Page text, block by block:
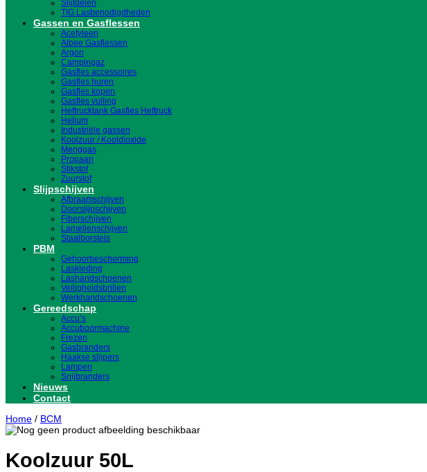
Slijtdelen
TIG Lasbenodigdheden
Gassen en Gasflessen
Acetyleen
Albee Gasflessen
Argon
Campingaz
Gasfles accessoires
Gasfles huren
Gasfles kopen
Gasfles vulling
Heftrucktank Gasfles Heftruck
Helium
Industriële gassen
Koolzuur / Kooldioxide
Menggas
Propaan
Stikstof
Zuurstof
Slijpschijven
Afbraamschijven
Doorslijpschijven
Fiberschijven
Lamellenschijven
Staalborstels
PBM
Gehoorbescherming
Laskleding
Lashandschoenen
Veiligheidsbrillen
Werkhandschoenen
Gereedschap
Accu’s
Accuboormachine
Frezen
Gasbranders
Haakse slijpers
Lampen
Snijbranders
Nieuws
Contact
Home / BCM
Koolzuur 50L